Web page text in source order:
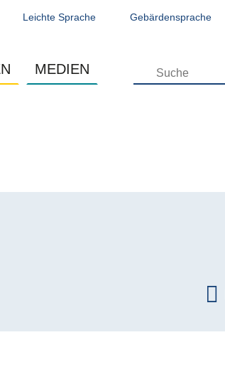
Leichte Sprache Gebärdensprache
MEDIEN